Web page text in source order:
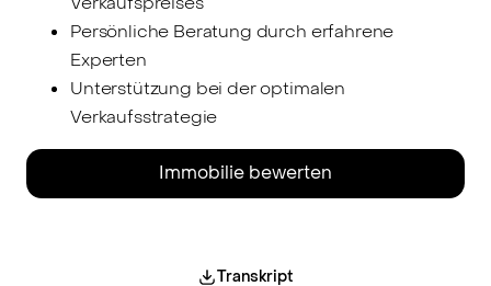
Persönliche Beratung durch erfahrene
Experten
Unterstützung bei der optimalen
Verkaufsstrategie
Immobilie bewerten
um alle Funktionen unserer Website nutzen
Transkript